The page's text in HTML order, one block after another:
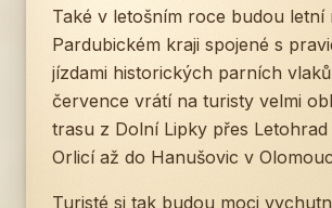
Také v letošním roce budou letní
Pardubickém kraji spojené s
jízdami historických parních
července vrátí na turisty velmi
trasu z Dolní Lipky přes
Orlicí až do Hanušovic v
Turisté si tak budou moci